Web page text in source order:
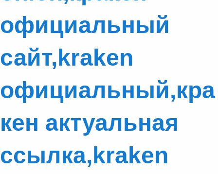
официальный
сайт,kraken
официальный,кра
кен актуальная
ссылка,kraken